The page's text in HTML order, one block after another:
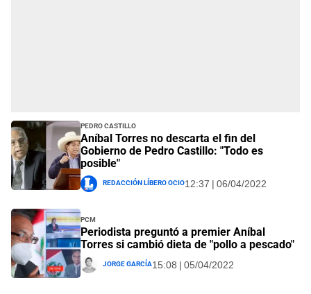
Pedro Castillo
Aníbal Torres no descarta el fin del
Gobierno de Pedro Castillo: "Todo es
posible"
Redacción Líbero Ocio12:37 | 06/04/2022
PCM
Periodista preguntó a premier Aníbal
Torres si cambió dieta de "pollo a pescado"
Jorge García15:08 | 05/04/2022